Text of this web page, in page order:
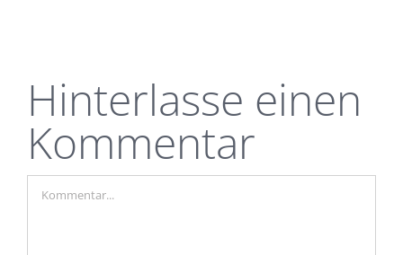
Hinterlasse einen
Kommentar